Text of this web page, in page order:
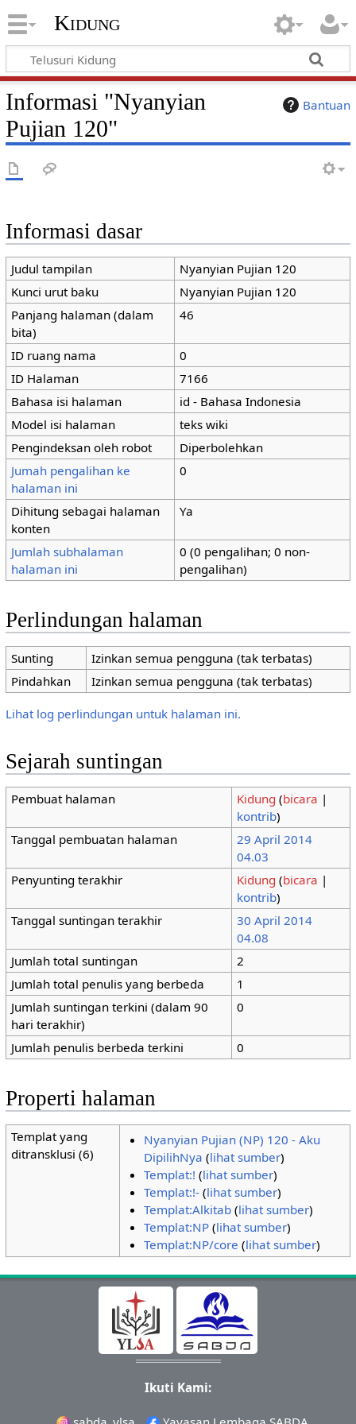
Kidung
Bantuan
Informasi "Nyanyian
Pujian 120"
Informasi dasar
Judul tampilan
Nyanyian Pujian 120
Kunci urut baku
Nyanyian Pujian 120
Panjang halaman (dalam
bita)
46
ID ruang nama
0
ID Halaman
7166
Bahasa isi halaman
id - Bahasa Indonesia
Model isi halaman
teks wiki
Pengindeksan oleh robot
Diperbolehkan
Jumah pengalihan ke
halaman ini
0
Dihitung sebagai halaman
konten
Ya
Jumlah subhalaman
halaman ini
0 (0 pengalihan; 0 non-
pengalihan)
Perlindungan halaman
Sunting
Izinkan semua pengguna (tak terbatas)
Pindahkan
Izinkan semua pengguna (tak terbatas)
Lihat log perlindungan untuk halaman ini.
Sejarah suntingan
Pembuat halaman Kidung (bicara |
kontrib)
Tanggal pembuatan halaman
29 April 2014
04.03
Penyunting terakhir
Kidung (bicara |
kontrib)
Tanggal suntingan terakhir
30 April 2014
04.08
Jumlah total suntingan
2
Jumlah total penulis yang berbeda
1
Jumlah suntingan terkini (dalam 90
hari terakhir)
0
Jumlah penulis berbeda terkini 0
Properti halaman
Templat yang
ditransklusi (6)
Nyanyian Pujian (NP) 120 - Aku
DipilihNya (lihat sumber)
Templat:! (lihat sumber)
Templat:!- (lihat sumber)
Templat:Alkitab (lihat sumber)
Templat:NP (lihat sumber)
Templat:NP/core (lihat sumber)
Ikuti Kami: